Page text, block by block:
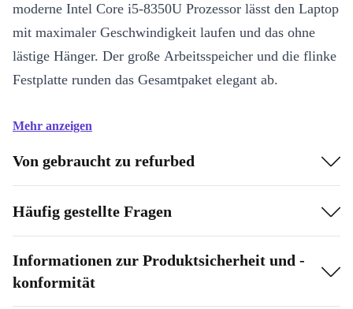
moderne Intel Core i5-8350U Prozessor lässt den Laptop
mit maximaler Geschwindigkeit laufen und das ohne
lästige Hänger. Der große Arbeitsspeicher und die flinke
Festplatte runden das Gesamtpaket elegant ab.
Mehr anzeigen
Von gebraucht zu refurbed
Häufig gestellte Fragen
Informationen zur Produktsicherheit und -
konformität